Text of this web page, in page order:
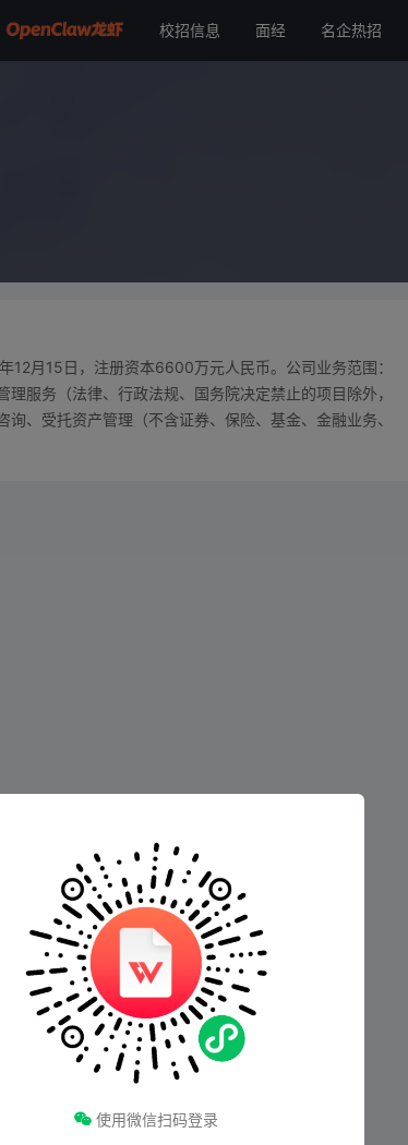
校招信息 面经 名企热招
12月15日，注册资本6600万元人民币。公司业务范围：
服务（法律、行政法规、国务院决定禁止的项目除外，
、受托资产管理（不含证券、保险、基金、金融业务、
使用微信扫码登录